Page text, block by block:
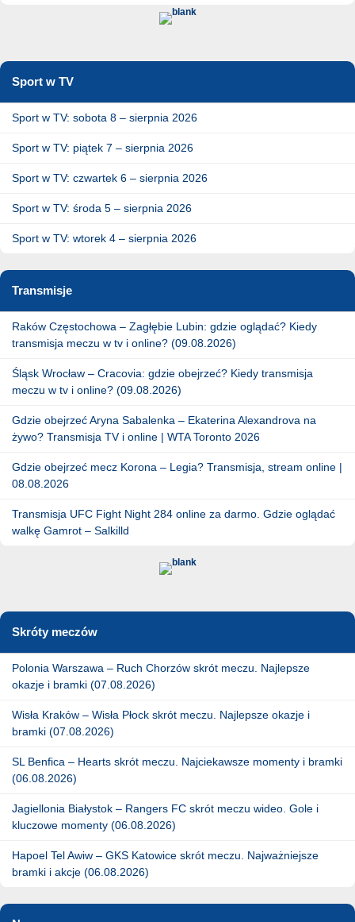
Sport w TV
Sport w TV: sobota 8 – sierpnia 2026
Sport w TV: piątek 7 – sierpnia 2026
Sport w TV: czwartek 6 – sierpnia 2026
Sport w TV: środa 5 – sierpnia 2026
Sport w TV: wtorek 4 – sierpnia 2026
Transmisje
Raków Częstochowa – Zagłębie Lubin: gdzie oglądać? Kiedy
transmisja meczu w tv i online? (09.08.2026)
Śląsk Wrocław – Cracovia: gdzie obejrzeć? Kiedy transmisja
meczu w tv i online? (09.08.2026)
Gdzie obejrzeć Aryna Sabalenka – Ekaterina Alexandrova na
żywo? Transmisja TV i online | WTA Toronto 2026
Gdzie obejrzeć mecz Korona – Legia? Transmisja, stream online |
08.08.2026
Transmisja UFC Fight Night 284 online za darmo. Gdzie oglądać
walkę Gamrot – Salkilld
Skróty meczów
Polonia Warszawa – Ruch Chorzów skrót meczu. Najlepsze
okazje i bramki (07.08.2026)
Wisła Kraków – Wisła Płock skrót meczu. Najlepsze okazje i
bramki (07.08.2026)
SL Benfica – Hearts skrót meczu. Najciekawsze momenty i bramki
(06.08.2026)
Jagiellonia Białystok – Rangers FC skrót meczu wideo. Gole i
kluczowe momenty (06.08.2026)
Hapoel Tel Awiw – GKS Katowice skrót meczu. Najważniejsze
bramki i akcje (06.08.2026)